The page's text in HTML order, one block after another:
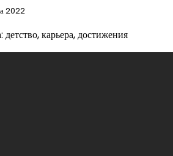
2022